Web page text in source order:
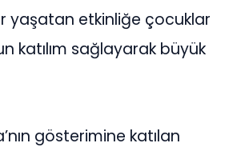
yaşatan etkinliğe çocuklar
katılım sağlayarak büyük
gösterimine katılan